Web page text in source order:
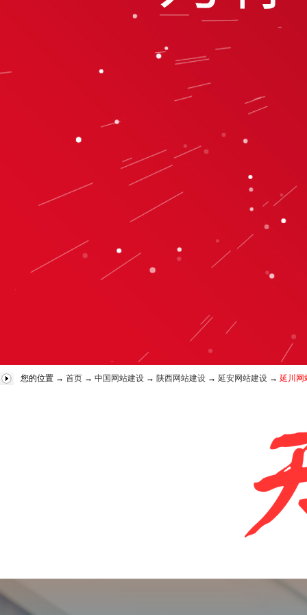
您的位置 → 首页 → 中国网站建设 → 陕西网站建设 → 延安网站建设 → 延川网